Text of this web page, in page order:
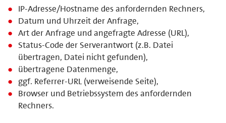
IP-Adresse/Hostname des anfordernden Rechners,
Datum und Uhrzeit der Anfrage,
Art der Anfrage und angefragte Adresse (URL),
Status-Code der Serverantwort (z.B. Datei
übertragen, Datei nicht gefunden),
übertragene Datenmenge,
ggf. Referrer-URL (verweisende Seite),
Browser und Betriebssystem des anfordernden
Rechners.